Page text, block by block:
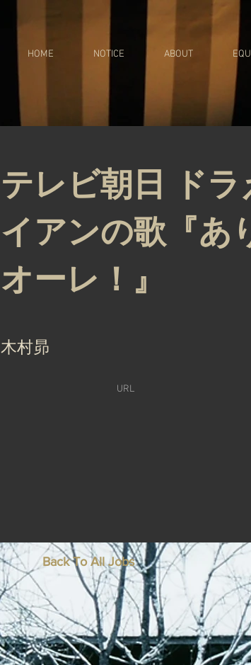
HOME NOTICE ABOUT
テレビ朝日 ド
イアンの歌『あ
オーレ！』
木村昴
URL
Back To All Jobs